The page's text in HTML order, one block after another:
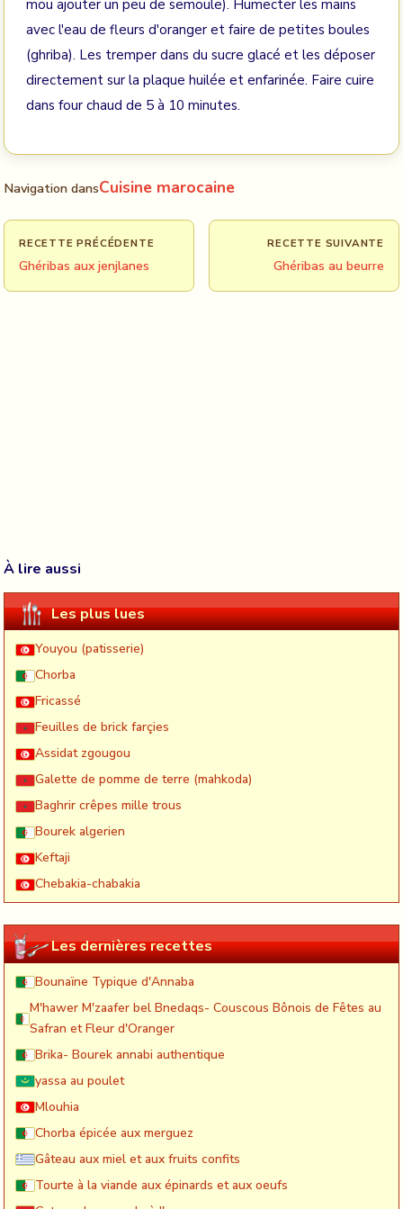
mou ajouter un peu de semoule). Humecter les mains
avec l'eau de fleurs d'oranger et faire de petites boules
(ghriba). Les tremper dans du sucre glacé et les déposer
directement sur la plaque huilée et enfarinée. Faire cuire
dans four chaud de 5 à 10 minutes.
Navigation dansCuisine marocaine
RECETTE PRÉCÉDENTE
Ghéribas aux jenjlanes
RECETTE SUIVANTE
Ghéribas au beurre
À lire aussi
Les plus lues
Youyou (patisserie)
Chorba
Fricassé
Feuilles de brick farçies
Assidat zgougou
Galette de pomme de terre (mahkoda)
Baghrir crêpes mille trous
Bourek algerien
Keftaji
Chebakia-chabakia
Les dernières recettes
Bounaïne Typique d'Annaba
M'hawer M'zaafer bel Bnedaqs- Couscous Bônois de Fêtes au
Safran et Fleur d'Oranger
Brika- Bourek annabi authentique
yassa au poulet
Mlouhia
Chorba épicée aux merguez
Gâteau aux miel et aux fruits confits
Tourte à la viande aux épinards et aux oeufs